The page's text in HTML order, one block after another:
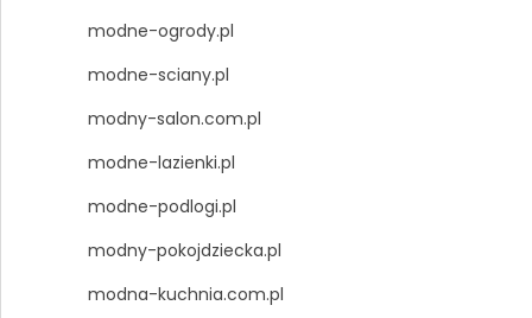
modne-ogrody.pl
modne-sciany.pl
modny-salon.com.pl
modne-lazienki.pl
modne-podlogi.pl
modny-pokojdziecka.pl
modna-kuchnia.com.pl